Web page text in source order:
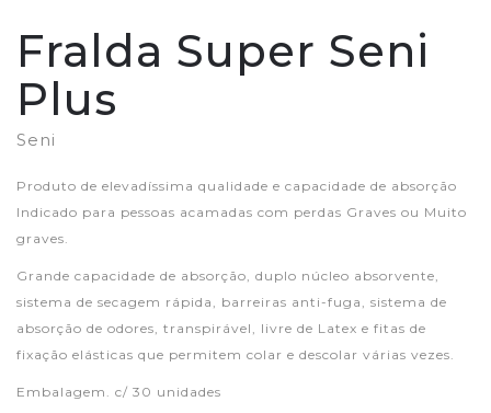
Fralda Super Seni
Plus
Seni
Produto de elevadíssima qualidade e capacidade de absorção
Indicado para pessoas acamadas com perdas Graves ou Muito
graves.
Grande capacidade de absorção, duplo núcleo absorvente,
sistema de secagem rápida, barreiras anti-fuga, sistema de
absorção de odores, transpirável, livre de Latex e fitas de
fixação elásticas que permitem colar e descolar várias vezes.
Embalagem. c/ 30 unidades